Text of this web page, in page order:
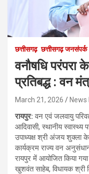
छत्तीसगढ़ छत्तीसगढ़ जनसंपर्क
वनौषधि परंपरा
प्रतिबद्ध : वन
March 21, 2026 News
रायपुर:वन एवं जलवायु
आदिवासी, स्थानीय स्वास्थ्य
उपाध्यक्ष श्री अंजय शुक्ला
कार्यक्रम राज्य वन
रायपुर में आयोजित किया
खुशवंत साहेब, विधायक श्री